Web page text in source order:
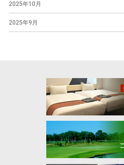
2025年10月
2025年9月